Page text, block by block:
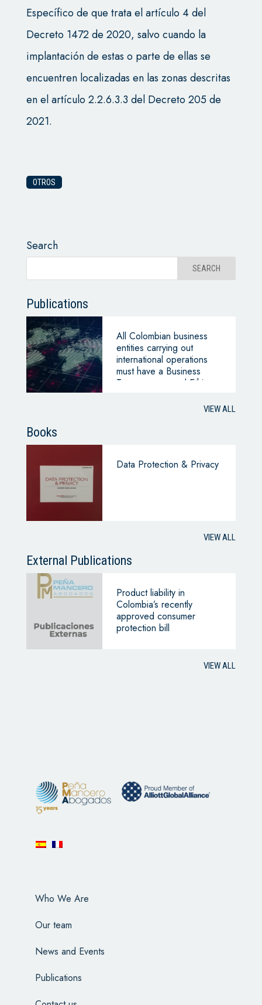
Específico de que trata el artículo 4 del
Decreto 1472 de 2020, salvo cuando la
implantación de estas o parte de ellas se
encuentren localizadas en las zonas descritas
en el artículo 2.2.6.3.3 del Decreto 205 de
2021.
OTROS
Search
Publications
All Colombian business
entities carrying out
international operations
must have a Business
Transparency and Ethics
VIEW ALL
Books
Data Protection & Privacy
VIEW ALL
External Publications
Product liability in
Colombia’s recently
approved consumer
protection bill
VIEW ALL
Who We Are
Our team
News and Events
Publications